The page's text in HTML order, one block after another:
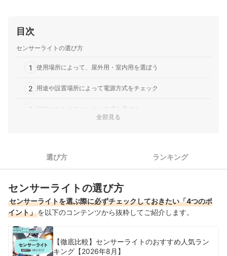
目次
センサーライトの選び方
1 使用場所によって、屋外用・室内用を選ぼう
2 用途や設置場所によって電源方式をチェック
3 目的にあわせてセンサー方式を選ぼう
オーデリックのセンサーライトの売れ筋ランキングもチェック！
全部見る
選び方 ランキング
センサーライトの選び方
センサーライトを選ぶ際に必ずチェックしておきたい「4つのポ
イント」を以下のコンテンツから抜粋してご紹介します。
【徹底比較】センサーライトのおすすめ人気ラン
キング【2026年8月】